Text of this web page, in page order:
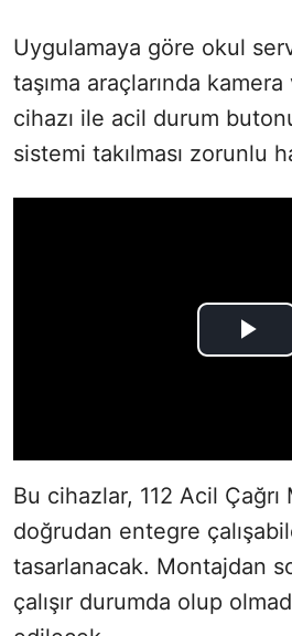
Uygulamaya göre okul
taşıma araçlarında
cihazı ile acil durum
sistemi takılması zorunlu
Bu cihazlar, 112 Acil
doğrudan entegre
tasarlanacak. Montajdan
çalışır durumda olup